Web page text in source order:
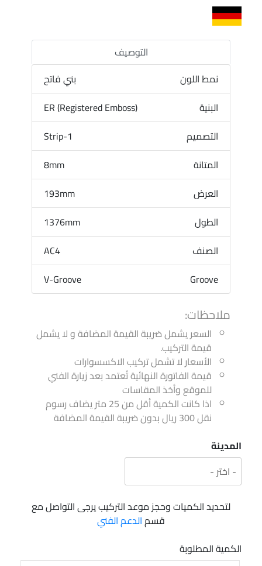
التوصيف
نمط اللون
بني فاتح
البنية
ER (Registered Emboss)
التصميم
1-Strip
المتانة
8mm
العرض
193mm
الطول
1376mm
الصنف
AC4
Groove
V-Groove
ملاحظات:
السعر يشمل ضريبة القيمة المضافة و لا يشمل
قيمة التركيب.
الأسعار لا تشمل تركيب الاكسسوارات
قيمة الفاتورة النهائية تُعتمد بعد زيارة الفني
للموقع وأخذ المقاسات
اذا كانت الكمية أقل من 25 متر يضاف رسوم
نقل 300 ريال بدون ضريبة القيمة المضافة
المدينة
لتحديد الكميات وحجز موعد التركيب يرجى التواصل مع
قسمالدعم الفني
الكمية المطلوبة